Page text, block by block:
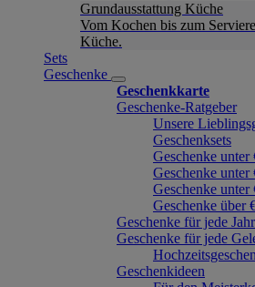
Grundausstattung Küche
Vom Kochen bis zum
Küche.
Sets
Geschenke
Geschenkkarte
Geschenke-Ratgeber
Unsere
Geschenksets
Geschenke unter
Geschenke unter
Geschenke unter
Geschenke über
Geschenke für jede
Geschenke für jede
Geschenkideen